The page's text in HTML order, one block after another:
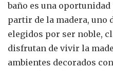
baño es una
partir de la madera, uno
elegidos por ser noble,
disfrutan de vivir la
ambientes decorados